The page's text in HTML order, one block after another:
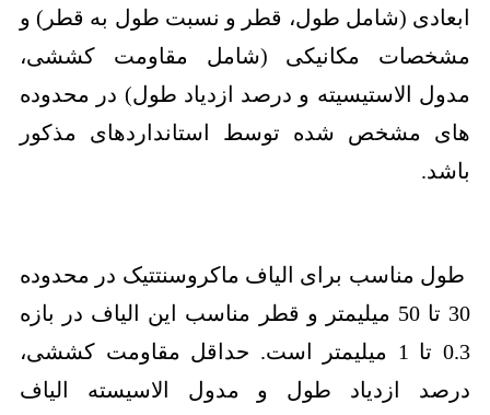
ابعادی (شامل طول، قطر و نسبت طول به قطر) و
مشخصات مکانیکی (شامل مقاومت کششی،
مدول الاستیسیته و درصد ازدیاد طول) در محدوده
های مشخص شده توسط استانداردهای مذکور
باشد.
طول مناسب برای الیاف ماکروسنتتیک در محدوده
30 تا 50 میلیمتر و قطر مناسب این الیاف در بازه
0.3 تا 1 میلیمتر است. حداقل مقاومت کششی،
درصد ازدیاد طول و مدول الاسیسته الیاف